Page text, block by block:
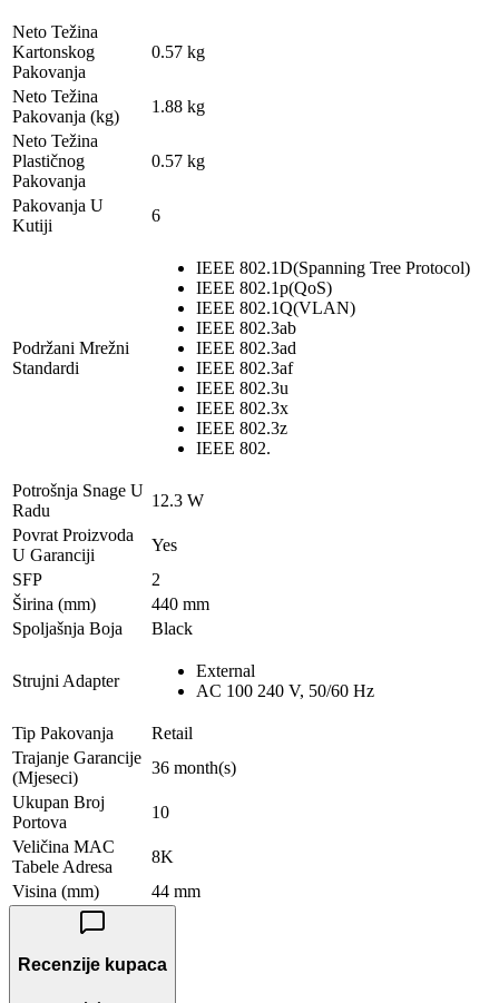
Neto Težina
Kartonskog
Pakovanja
0.57 kg
Neto Težina
Pakovanja (kg)
1.88 kg
Neto Težina
Plastičnog
Pakovanja
0.57 kg
Pakovanja U
Kutiji
6
Podržani Mrežni
Standardi
IEEE 802.1D(Spanning Tree Protocol)
IEEE 802.1p(QoS)
IEEE 802.1Q(VLAN)
IEEE 802.3ab
IEEE 802.3ad
IEEE 802.3af
IEEE 802.3u
IEEE 802.3x
IEEE 802.3z
IEEE 802.
Potrošnja Snage U
Radu
12.3 W
Povrat Proizvoda
U Garanciji
Yes
SFP
2
Širina (mm)
440 mm
Spoljašnja Boja
Black
Strujni Adapter
External
AC 100 240 V, 50/60 Hz
Tip Pakovanja
Retail
Trajanje Garancije
(Mjeseci)
36 month(s)
Ukupan Broj
Portova
10
Veličina MAC
Tabele Adresa
8K
Visina (mm)
44 mm
Recenzije kupaca